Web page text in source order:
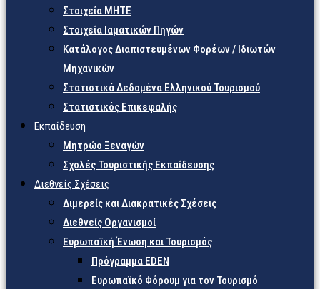
Στοιχεία ΜΗΤΕ
Στοιχεία Ιαματικών Πηγών
Κατάλογος Διαπιστευμένων Φορέων / Ιδιωτών
Μηχανικών
Στατιστικά Δεδομένα Ελληνικού Τουρισμού
Στατιστικός Επικεφαλής
Εκπαίδευση
Μητρώο Ξεναγών
Σχολές Τουριστικής Εκπαίδευσης
Διεθνείς Σχέσεις
Διμερείς και Διακρατικές Σχέσεις
Διεθνείς Οργανισμοί
Ευρωπαϊκή Ένωση και Τουρισμός
Πρόγραμμα EDEN
Ευρωπαϊκό Φόρουμ για τον Τουρισμό